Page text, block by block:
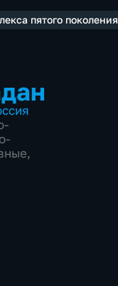
пятого поколения
,